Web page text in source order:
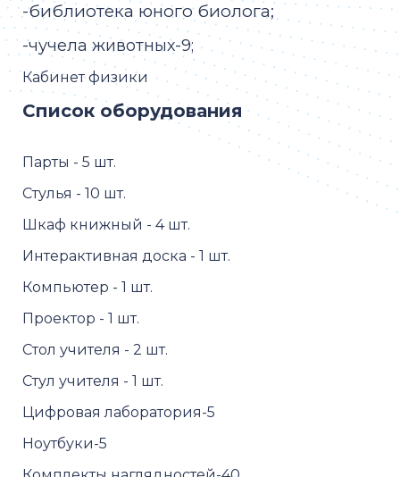
-библиотека юного биолога;
-чучела животных-9;
-скелет человека-2;
-раздаточный материал-245 ед;
-Микроскоп школьный с подсветкой-15;
-Комплект гербариев
демонстрационный-1;
-Комплект микропрепаратов
Ботаника 1 проф. уровень-1;
-Комплект микропрепаратов
Анатомия проф. уровень-1;
-Комплект микропрепаратов
Ботаника 2 проф. уровень-1;
-Комплект микропрепаратов
Зоология 1 проф. уровень-1;
-Комплект микропрепаратов
Зоология 2 проф. уровень-1;
Кабинет физики
Список оборудования
Парты - 5 шт.
Стулья - 10 шт.
Шкаф книжный - 4 шт.
Интерактивная доска - 1 шт.
Компьютер - 1 шт.
Проектор - 1 шт.
Стол учителя - 2 шт.
Стул учителя - 1 шт.
Цифровая лаборатория-5
Ноутбуки-5